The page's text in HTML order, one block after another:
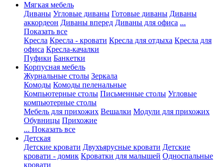
Мягкая мебель
Диваны Угловые диваны Готовые диваны Диваны
аккордеон Диваны вперед Диваны для офиса ...
Показать все
Кресла Кресла - кровати Кресла для отдыха Кресла для
офиса Кресла-качалки
Пуфики Банкетки
Корпусная мебель
Журнальные столы Зеркала
Комоды Комоды пеленальные
Компьютерные столы Письменные столы Угловые
компьютерные столы
Мебель для прихожих Вешалки Модули для прихожих
Обувницы Прихожие
... Показать все
Детская
Детские кровати Двухъярусные кровати Детские
кровати - домик Кроватки для малышей Односпальные
кровати